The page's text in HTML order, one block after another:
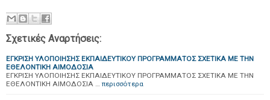
Σχετικές Αναρτήσεις:
ΕΓΚΡΙΣΗ ΥΛΟΠΟΙΗΣΗΣ ΕΚΠΑΙΔΕΥΤΙΚΟΥ ΠΡΟΓΡΑΜΜΑΤΟΣ ΣΧΕΤΙΚΑ ΜΕ ΤΗΝ
ΕΘΕΛΟΝΤΙΚΗ ΑΙΜΟΔΟΣΙΑ
ΕΓΚΡΙΣΗ ΥΛΟΠΟΙΗΣΗΣ ΕΚΠΑΙΔΕΥΤΙΚΟΥ ΠΡΟΓΡΑΜΜΑΤΟΣ ΣΧΕΤΙΚΑ ΜΕ ΤΗΝ
ΕΘΕΛΟΝΤΙΚΗ ΑΙΜΟΔΟΣΙΑ … περισσότερα